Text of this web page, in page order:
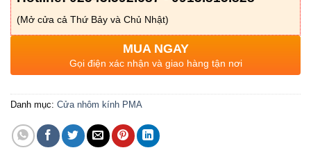
(Mở cửa cả Thứ Bảy và Chủ Nhật)
MUA NGAY
Gọi điện xác nhận và giao hàng tận nơi
Danh mục: Cửa nhôm kính PMA